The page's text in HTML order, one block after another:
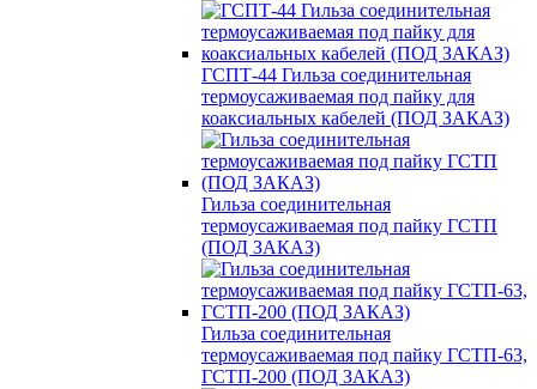
ГСПТ-44 Гильза соединительная
термоусаживаемая под пайку для
коаксиальных кабелей (ПОД ЗАКАЗ)
Гильза соединительная
термоусаживаемая под пайку ГСТП
(ПОД ЗАКАЗ)
Гильза соединительная
термоусаживаемая под пайку ГСТП-63,
ГСТП-200 (ПОД ЗАКАЗ)